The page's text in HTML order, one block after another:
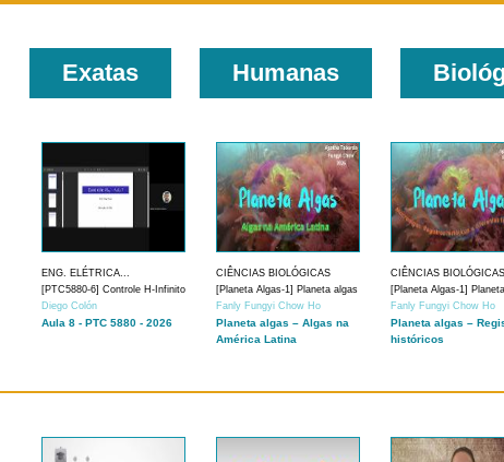
Exatas Humanas
ENG. ELÉTRICA...
[PTC5880-6] Controle H-Infinito
Diego Colón
Aula 8 - PTC 5880 - 2026
CIÊNCIAS BIOLÓGICAS
[Planeta Algas-1] Planeta algas
Fanly Fungyi Chow Ho
Planeta algas – Algas na
América Latina
CIÊNCIAS BIOLÓGICAS
[Planeta Algas-1]
Fanly Fungyi Chow Ho
Planeta algas –
históricos